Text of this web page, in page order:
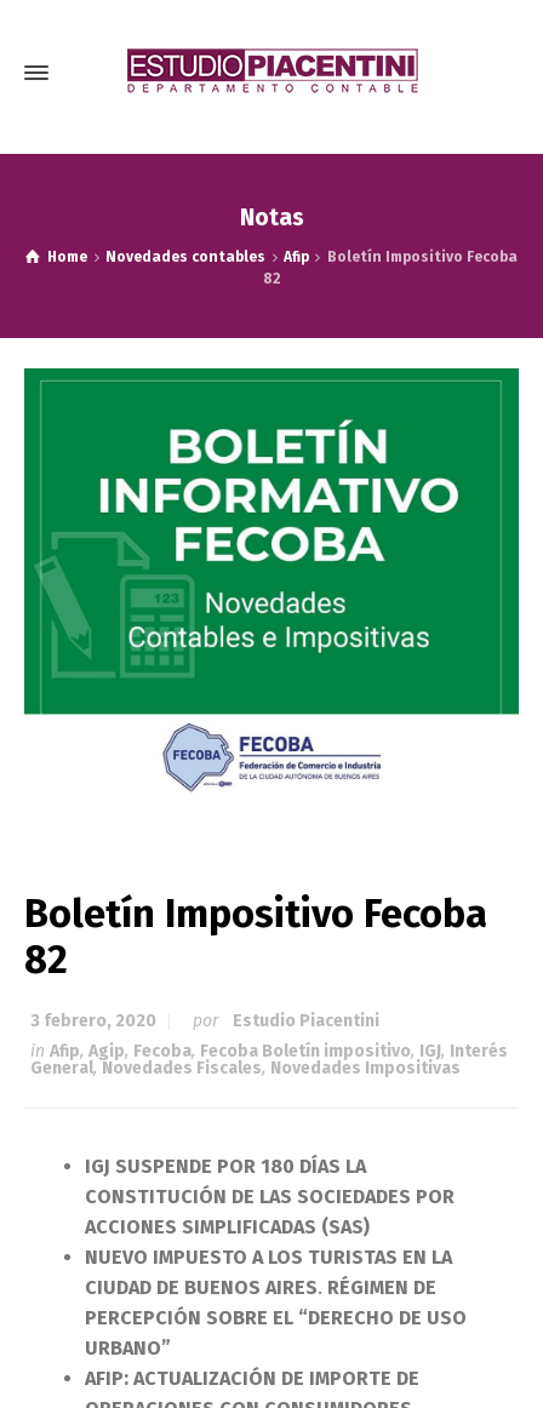
Notas
Home Novedades contables Afip
Boletín Impositivo Fecoba
82
Boletín Impositivo Fecoba
82
3 febrero, 2020 por
Estudio Piacentini
in Afip, Agip, Fecoba, Fecoba Boletín impositivo, IGJ, Interés
General, Novedades Fiscales, Novedades Impositivas
IGJ SUSPENDE POR 180 DÍAS LA
CONSTITUCIÓN DE LAS SOCIEDADES POR
ACCIONES SIMPLIFICADAS (SAS)
NUEVO IMPUESTO A LOS TURISTAS EN LA
CIUDAD DE BUENOS AIRES. RÉGIMEN DE
PERCEPCIÓN SOBRE EL “DERECHO DE USO
URBANO”
AFIP: ACTUALIZACIÓN DE IMPORTE DE